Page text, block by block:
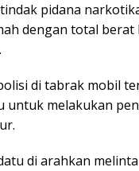
pidana
dengan total
di tabrak mobil
untuk melakukan
di arahkan